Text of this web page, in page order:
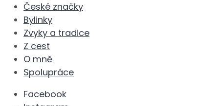
České značky
Bylinky
Zvyky a tradice
Z cest
O mně
Spolupráce
Facebook